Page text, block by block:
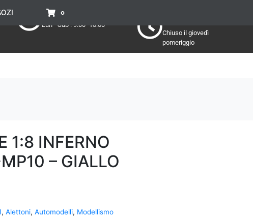
Mattino:
Lun - Sab : 9:00 -13:00
Chiuso il giovedì
pomeriggio
0
1:8 INFERNO
– GIALLO
, Alettoni, Automodelli, Modellismo